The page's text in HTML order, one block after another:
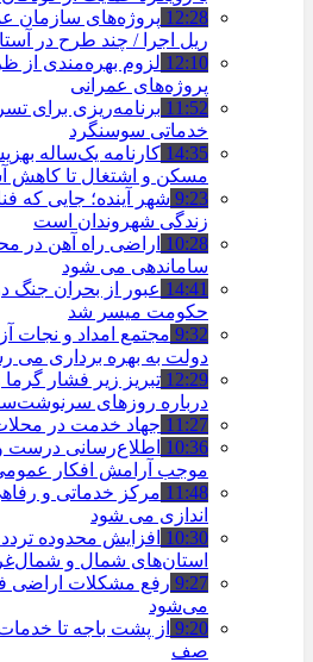
12:28 پروژه‌های سازمان
ریل اجرا / چند طرح در
12:10 لزوم بهره‌مندی از
پروژه‌های عمرانی
11:52 برنامه‌ریزی برای
خدماتی سوسنگرد
14:35 کارنامه یک‌ساله
مسکن و اشتغال تا کاهش
9:23 شهر آینده؛ جایی که
زندگی شهروندان است
10:28 اراضی راه آهن در
ساماندهی می شود
14:41 عبور از بحران جنگ
حکومت میسر شد
9:32 مجتمع امداد و نجات
دولت به بهره ‌برداری می‌
12:29 تبریز زیر فشار
درباره روزهای
11:27 جهاد خدمت در
10:36 اطلاع‌رسانی درست
موجب آرامش افکار
11:48 مرکز خدماتی و
اندازی می شود
10:30 افزایش محدوده
استان‌های شمال و
9:27
می‌شود
9:20 از پشت باجه تا
صف